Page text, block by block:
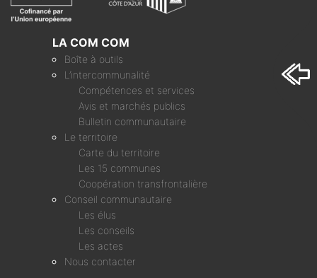
LA COM COM
Boîte à outils
L’intercommunalité
Compétences et services
Avis et marchés publics
Bulletin communautaire
Le territoire
Carte du territoire
Les 15 communes
Coopération transfrontalière
Conseil communautaire
Les élus
Les conseils
Les actes
Nous contacter